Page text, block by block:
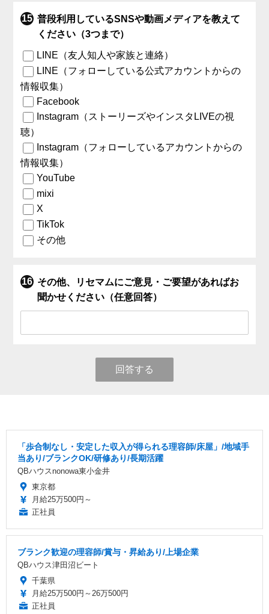
普段利用しているSNSや動画メディアを教えて
ください（3つまで）
LINE（友人知人や家族と連絡）
LINE（フォローしている公式アカウントからの
情報収集）
Facebook
Instagram（ストーリーズやインスタLIVEの視
聴）
Instagram（フォローしているアカウントからの
情報収集）
YouTube
mixi
X
TikTok
その他
その他、リセマムにご意見・ご要望があればお
聞かせください（任意回答）
回答する
「歩合制なし・安定した収入が得られる理容師/床屋」/地域手
当あり/ブランクOK/研修あり/長期活躍
QBハウスnonowa東小金井
東京都
月給25万500円～
正社員
ブランク歓迎の理容師/賞与・昇給あり/上場企業
QBハウス津田沼ビート
千葉県
月給25万500円～26万500円
正社員